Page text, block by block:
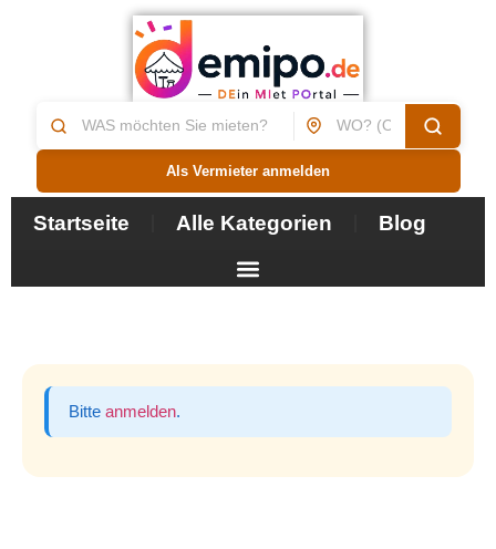
Als Vermieter anmelden
Startseite Alle Kategorien Blog
Bitte anmelden.